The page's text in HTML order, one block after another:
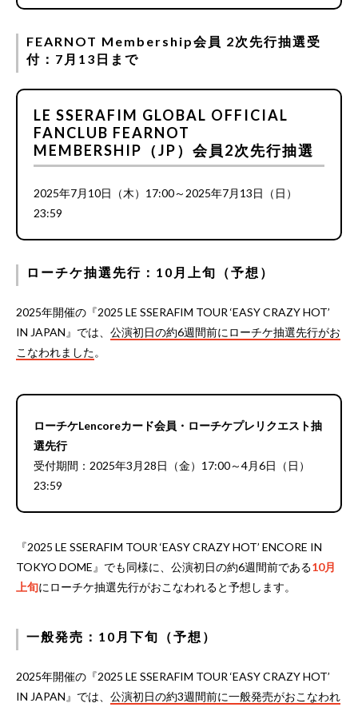
FEARNOT Membership会員 2次先行抽選受
付：7月13日まで
LE SSERAFIM GLOBAL OFFICIAL
FANCLUB FEARNOT
MEMBERSHIP（JP）会員2次先行抽選
2025年7月10日（木）17:00～2025年7月13日（日）
23:59
ローチケ抽選先行：10月上旬（予想）
2025年開催の『2025 LE SSERAFIM TOUR ‘EASY CRAZY HOT’
IN JAPAN』では、 公演初日の約6週間前にローチケ抽選先行がお
こなわれました。
ローチケLencoreカード会員・ローチケプレリクエスト抽
選先行
受付期間：2025年3月28日（金）17:00～4月6日（日）
23:59
『2025 LE SSERAFIM TOUR ‘EASY CRAZY HOT’ ENCORE IN
TOKYO DOME』でも同様に、公演初日の約6週間前である10月
上旬にローチケ抽選先行がおこなわれると予想します。
一般発売：10月下旬（予想）
2025年開催の『2025 LE SSERAFIM TOUR ‘EASY CRAZY HOT’
IN JAPAN』では、 公演初日の約3週間前に一般発売がおこなわれ